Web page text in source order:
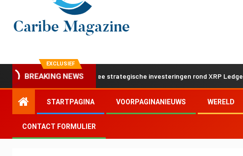
EXCLUSIEF
BREAKING NEWS
volgende stap met twee strategische investeringen rond XRP Ledger
STARTPAGINA VOORPAGINANIEUWS WERELD
CONTACT FORMULIER